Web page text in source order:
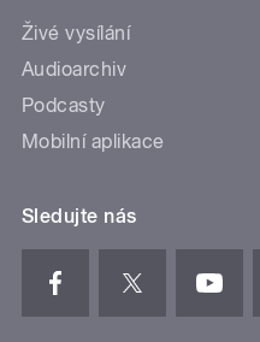
Živé vysílání
Audioarchiv
Podcasty
Mobilní aplikace
Sledujte nás